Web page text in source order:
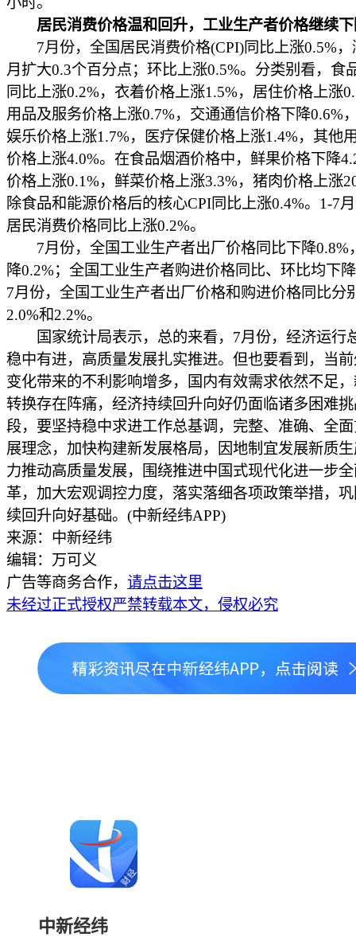
居民消费价格温和回升，工业生产者价格继续下
7月份，全国居民消费价格(CPI)同比上涨0.5%，
月扩大0.3个百分点；环比上涨0.5%。分类别看，食
同比上涨0.2%，衣着价格上涨1.5%，居住价格上涨
用品及服务价格上涨0.7%，交通通信价格下降0.6%
娱乐价格上涨1.7%，医疗保健价格上涨1.4%，其他
价格上涨4.0%。在食品烟酒价格中，鲜果价格下降
价格上涨0.1%，鲜菜价格上涨3.3%，猪肉价格上涨
除食品和能源价格后的核心CPI同比上涨0.4%。1-7
居民消费价格同比上涨0.2%。
7月份，全国工业生产者出厂价格同比下降0.8%
降0.2%；全国工业生产者购进价格同比、环比均下
7月份，全国工业生产者出厂价格和购进价格同比分
2.0%和2.2%。
国家统计局表示，总的来看，7月份，经济运行
稳中有进，高质量发展扎实推进。但也要看到，当
变化带来的不利影响增多，国内有效需求依然不足
转换存在阵痛，经济持续回升向好仍面临诸多困难
段，要坚持稳中求进工作总基调，完整、准确、全
展理念，加快构建新发展格局，因地制宜发展新质
力推动高质量发展，围绕推进中国式现代化进一步
革，加大宏观调控力度，落实落细各项政策举措，
续回升向好基础。(中新经纬APP)
来源：中新经纬
编辑：万可义
广告等商务合作， 请点击这里
未经过正式授权严禁转载本文，侵权必究
中新经纬